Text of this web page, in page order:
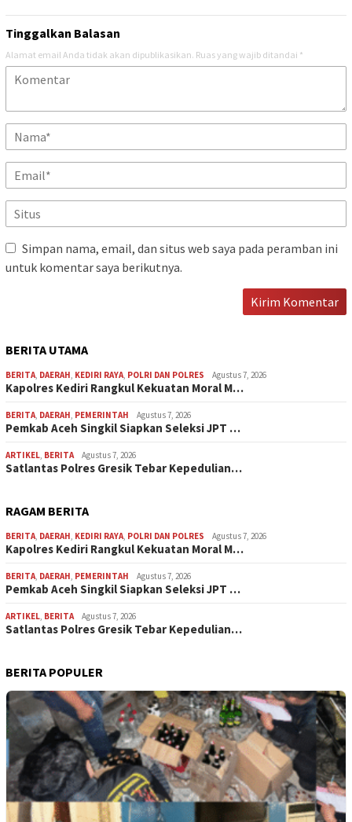
Tinggalkan Balasan
Alamat email Anda tidak akan dipublikasikan. Ruas yang wajib ditandai *
Simpan nama, email, dan situs web saya pada peramban ini
untuk komentar saya berikutnya.
BERITA UTAMA
BERITA DAERAH KEDIRI RAYA POLRI DAN POLRES Agustus 7, 2026
Kapolres Kediri Rangkul Kekuatan Moral M…
BERITA DAERAH PEMERINTAH Agustus 7, 2026
Pemkab Aceh Singkil Siapkan Seleksi JPT …
ARTIKEL BERITA Agustus 7, 2026
Satlantas Polres Gresik Tebar Kepedulian…
RAGAM BERITA
BERITA DAERAH KEDIRI RAYA POLRI DAN POLRES Agustus 7, 2026
Kapolres Kediri Rangkul Kekuatan Moral M…
BERITA DAERAH PEMERINTAH Agustus 7, 2026
Pemkab Aceh Singkil Siapkan Seleksi JPT …
ARTIKEL BERITA Agustus 7, 2026
Satlantas Polres Gresik Tebar Kepedulian…
BERITA POPULER